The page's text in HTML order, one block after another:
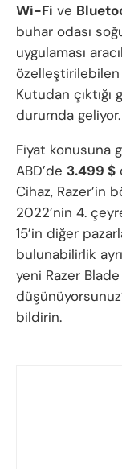
Wi-Fi ve
buhar odası
uygulaması
özelleştirilebilen
Kutudan çıktığı
durumda geliyor.
Fiyat konusuna
ABD’de 3.499 $
Cihaz, Razer’in
2022’nin 4.
15’in diğer
bulunabilirlik
yeni Razer
bildirin.